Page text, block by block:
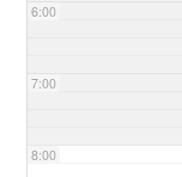
6:00
7:00
8:00